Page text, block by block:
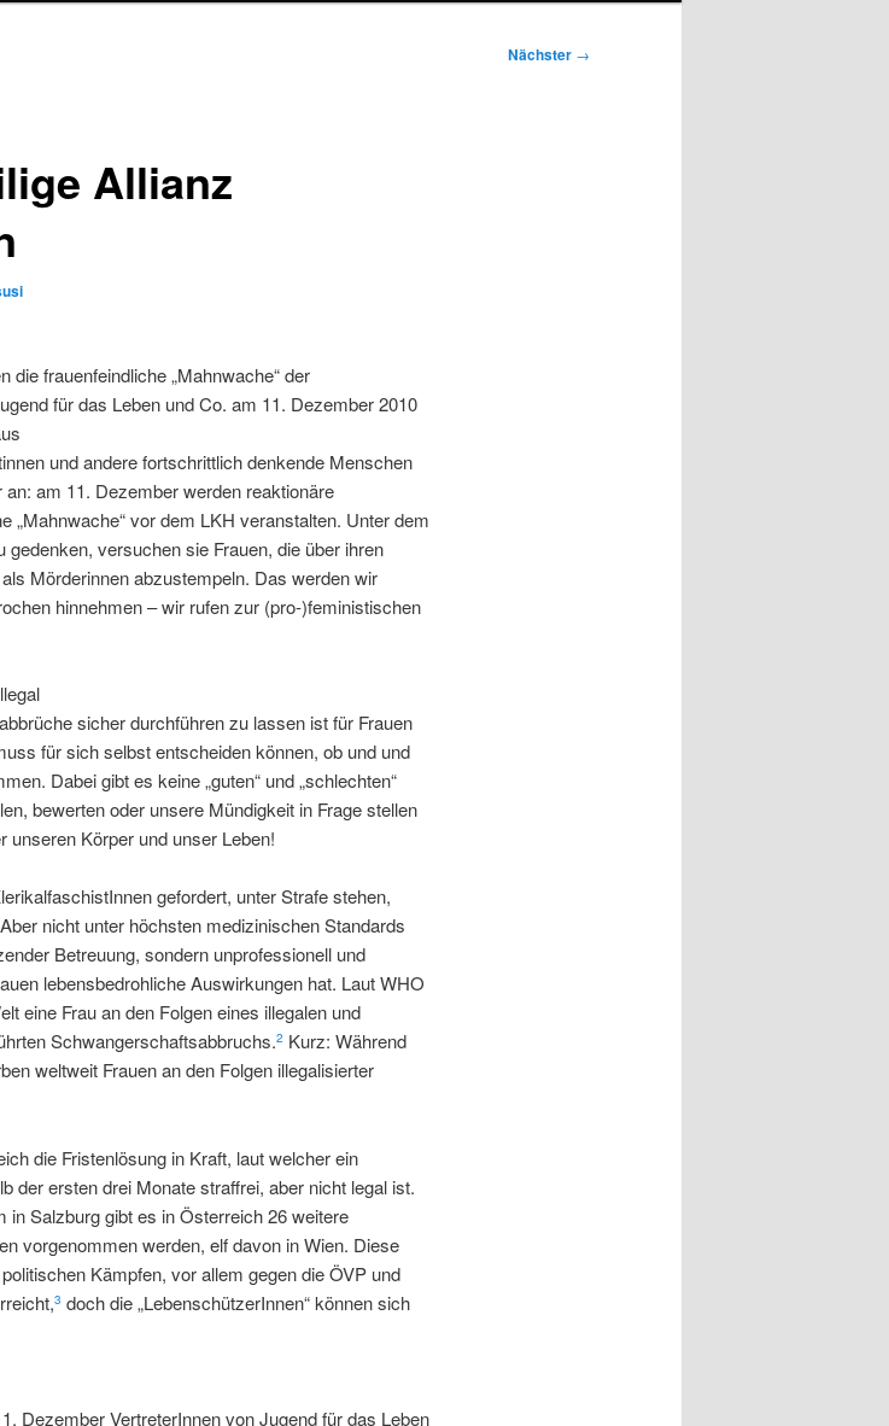
Nächster →
Allianz
die frauenfeindliche „Mahnwache“ der
für das Leben und Co. am 11. Dezember 2010
und andere fortschrittlich denkende Menschen
am 11. Dezember werden reaktionäre
„Mahnwache“ vor dem LKH veranstalten. Unter dem
gedenken, versuchen sie Frauen, die über ihren
Mörderinnen abzustempeln. Das werden wir
hinnehmen – wir rufen zur (pro-)feministischen
sicher durchführen zu lassen ist für Frauen
für sich selbst entscheiden können, ob und und
Dabei gibt es keine „guten“ und „schlechten“
bewerten oder unsere Mündigkeit in Frage stellen
unseren Körper und unser Leben!
gefordert, unter Strafe stehen,
nicht unter höchsten medizinischen Standards
Betreuung, sondern unprofessionell und
lebensbedrohliche Auswirkungen hat. Laut WHO
eine Frau an den Folgen eines illegalen und
Schwangerschaftsabbruchs.2 Kurz: Während
weltweit Frauen an den Folgen illegalisierter
die Fristenlösung in Kraft, laut welcher ein
der ersten drei Monate straffrei, aber nicht legal ist.
Salzburg gibt es in Österreich 26 weitere
vorgenommen werden, elf davon in Wien. Diese
Kämpfen, vor allem gegen die ÖVP und
3 doch die „LebenschützerInnen“ können sich
Dezember VertreterInnen von Jugend für das Leben